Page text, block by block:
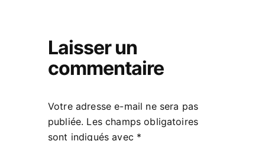
Laisser un
commentaire
Votre adresse e-mail ne sera pas
publiée. Les champs obligatoires
sont indiqués avec *